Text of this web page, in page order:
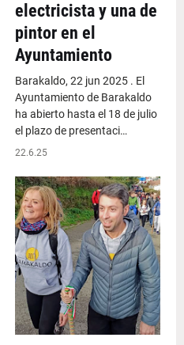
electricista y una de
pintor en el
Ayuntamiento
Barakaldo, 22 jun 2025 . El
Ayuntamiento de Barakaldo
ha abierto hasta el 18 de julio
el plazo de presentaci…
22.6.25